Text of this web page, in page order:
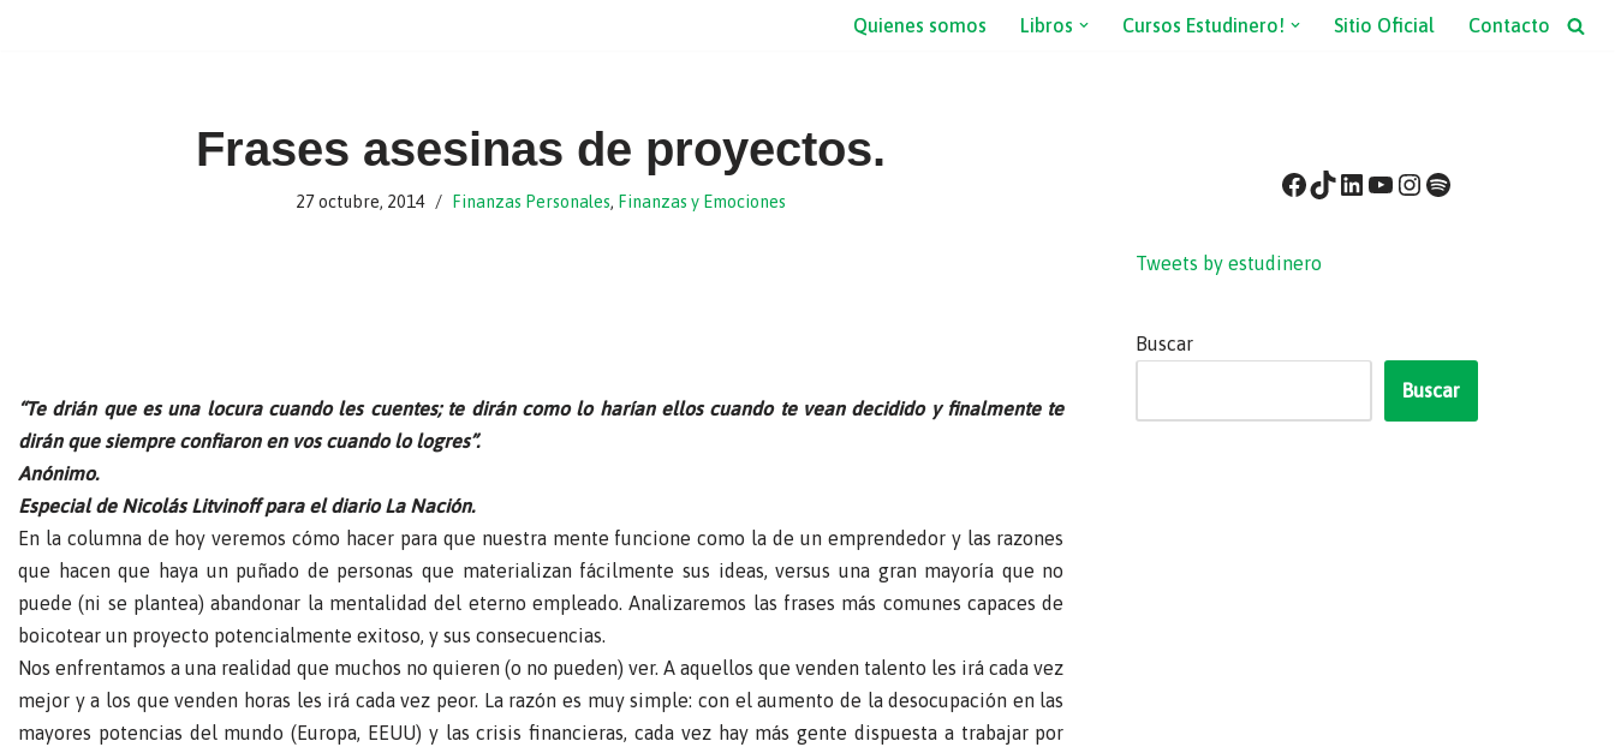
Quienes somos Libros Cursos Estudinero! Sitio Oficial Contacto
Frases asesinas de proyectos.
27 octubre, 2014 Finanzas Personales, Finanzas y Emociones
“Te drián que es una locura cuando les cuentes; te dirán como lo harían ellos cuando te vean decidido y finalmente te
dirán que siempre confiaron en vos cuando lo logres”.
Anónimo.
Especial de Nicolás Litvinoff para el diario La Nación.
En la columna de hoy veremos cómo hacer para que nuestra mente funcione como la de un emprendedor y las razones
que hacen que haya un puñado de personas que materializan fácilmente sus ideas, versus una gran mayoría que no
puede (ni se plantea) abandonar la mentalidad del eterno empleado. Analizaremos las frases más comunes capaces de
boicotear un proyecto potencialmente exitoso, y sus consecuencias.
Nos enfrentamos a una realidad que muchos no quieren (o no pueden) ver. A aquellos que venden talento les irá cada vez
mejor y a los que venden horas les irá cada vez peor. La razón es muy simple: con el aumento de la desocupación en las
mayores potencias del mundo (Europa, EEUU) y las crisis financieras, cada vez hay más gente dispuesta a trabajar por
Tweets by estudinero
Buscar
Buscar